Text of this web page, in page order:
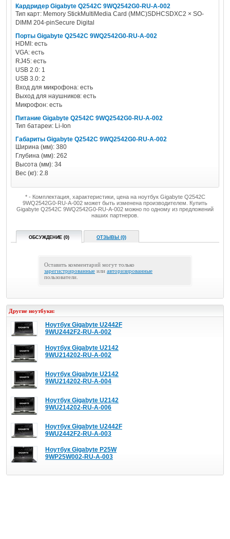
Кардридер Gigabyte Q2542C 9WQ2542G0-RU-A-002
Тип карт: Memory StickMultiMedia Card (MMC)SDHCSDXC2 × SO-
DIMM 204-pinSecure Digital
Порты Gigabyte Q2542C 9WQ2542G0-RU-A-002
HDMI: есть
VGA: есть
RJ45: есть
USB 2.0: 1
USB 3.0: 2
Вход для микрофона: есть
Выход для наушников: есть
Микрофон: есть
Питание Gigabyte Q2542C 9WQ2542G0-RU-A-002
Тип батареи: Li-Ion
Габариты Gigabyte Q2542C 9WQ2542G0-RU-A-002
Ширина (мм): 380
Глубина (мм): 262
Высота (мм): 34
Вес (кг): 2.8
* - Комплектация, характеристики, цена на ноутбук Gigabyte Q2542C
9WQ2542G0-RU-A-002 может быть изменена производителем. Купить
Gigabyte Q2542C 9WQ2542G0-RU-A-002 можно по одному из предложений
наших партнеров.
ОБСУЖДЕНИЕ (0) ОТЗЫВЫ (0)
Оставить комментарий могут только
зарегистрированные или авторизированные
пользователи.
Другие ноутбуки:
Ноутбук Gigabyte U2442F
9WU2442F2-RU-A-002
Ноутбук Gigabyte U2142
9WU214202-RU-A-002
Ноутбук Gigabyte U2142
9WU214202-RU-A-004
Ноутбук Gigabyte U2142
9WU214202-RU-A-006
Ноутбук Gigabyte U2442F
9WU2442F2-RU-A-003
Ноутбук Gigabyte P25W
9WP25W002-RU-A-003